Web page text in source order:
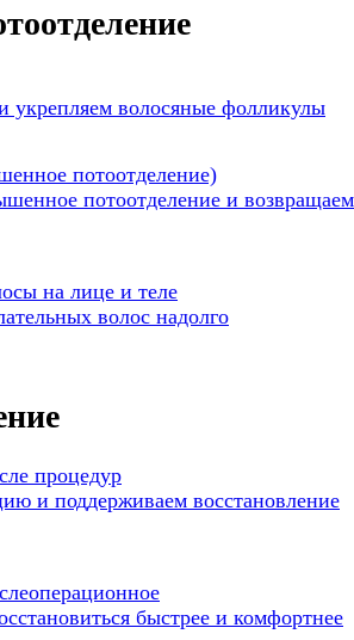
укрепляем волосяные фолликулы
потоотделение)
потоотделение и возвращаем
на лице и теле
волос надолго
процедур
и поддерживаем восстановление
быстрее и комфортнее